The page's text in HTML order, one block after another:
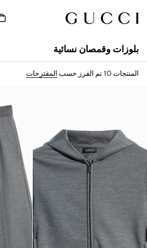
بلوزات وقمصان نسائية
المنتجات 10 تم الفرز حسب المقترحات